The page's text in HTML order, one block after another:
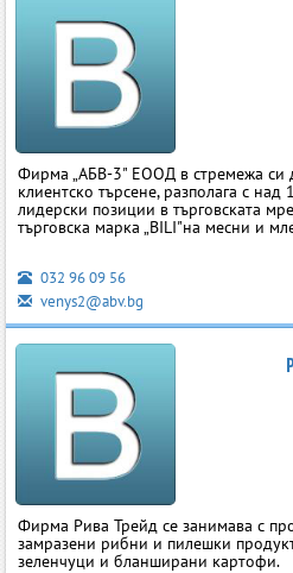
Фирма „АБВ-3" EOOД в стремежа си
клиентско търсене, разполага с
лидерски позиции в търговската
търговска марка „BILI"на месни и
032 96 09 56
venys2@abv.bg
Фирма Рива Трейд се занимава с
замразени рибни и пилешки
зеленчуци и бланширани картофи.